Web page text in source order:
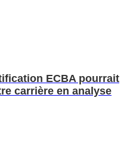
ECBA pourrait
carrière en analyse